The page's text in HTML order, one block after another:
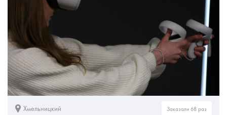
Хмельницкий Заказали 68 раз